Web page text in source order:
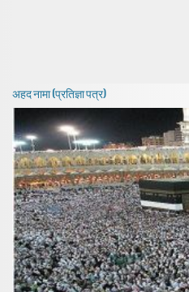
अहद नामा (प्रतिज्ञा पत्र)